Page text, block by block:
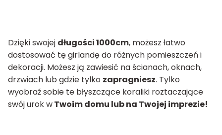
Dzięki swojej długości 1000cm, możesz łatwo
dostosować tę girlandę do różnych pomieszczeń i
dekoracji. Możesz ją zawiesić na ścianach, oknach,
drzwiach lub gdzie tylko zapragniesz. Tylko
wyobraź sobie te błyszczące koraliki roztaczające
swój urok wTwoim domu lub na Twojej imprezie!